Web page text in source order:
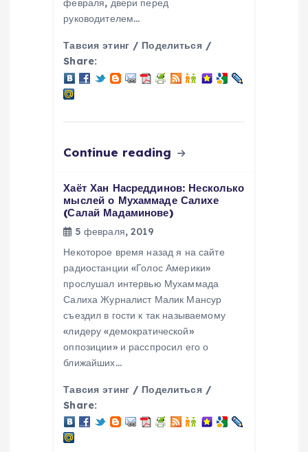
февраля, двери перед
руководителем…
Тавсия этинг / Поделиться /
Share:
Continue reading
Хаёт Хан Насреддинов: Несколько
мыслей о Мухаммаде Салихе
(Салай Мадаминове)
5 февраля, 2019
Некоторое время назад я на сайте
радиостанции «Голос Америки»
прослушал интервью Мухаммада
Салиха Журналист Малик Мансур
съездил в гости к так называемому
«лидеру «демократической»
оппозиции» и расспросил его о
ближайших…
Тавсия этинг / Поделиться /
Share: